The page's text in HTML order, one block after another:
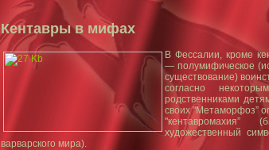
Кентавры в мифах
В Фессалии, кроме
— полумифическое
существование)
согласно
родственниками
своих "Метаморфоз”
художественный
варварского мира).